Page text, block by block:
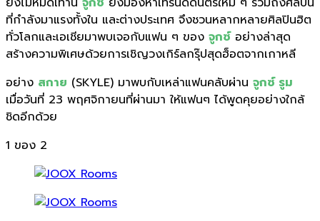
ที่กำลังมาแรงทั้งใน และต่างประเทศ จึงชวนหลากหลายศิลปินฮิต
ทั่วโลกและเอเชียมาพบเจอกับแฟน ๆ ของ จูกซ์ อย่างล่าสุด
สร้างความพิเศษด้วยการเชิญวงเกิร์ลกรุ๊ปสุดฮ็อตจากเกาหลี
อย่าง สกาย (SKYLE) มาพบกับเหล่าแฟนคลับผ่าน จูกซ์ รูม
เมื่อวันที่ 23 พฤศจิกายนที่ผ่านมา ให้แฟนๆ ได้พูดคุยอย่างใกล้
ชิดอีกด้วย
1 ของ 2